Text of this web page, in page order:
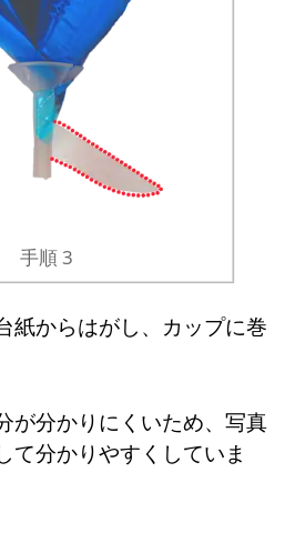
手順 3
紙からはがし、カップに巻
が分かりにくいため、写真
て分かりやすくしていま